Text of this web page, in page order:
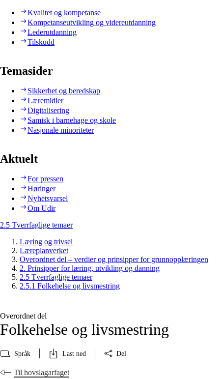
Kvalitet og kompetanse
Kompetanseutvikling og videreutdanning
Lederutdanning
Tilskudd
Temasider
Sikkerhet og beredskap
Læremidler
Digitalisering
Samisk i barnehage og skole
Nasjonale minoriteter
Aktuelt
For pressen
Høringer
Nyhetsvarsel
Om Udir
2.5 Tverrfaglige temaer
Læring og trivsel
Læreplanverket
Overordnet del – verdier og prinsipper for grunnopplæringen
2. Prinsipper for læring, utvikling og danning
2.5 Tverrfaglige temaer
2.5.1 Folkehelse og livsmestring
Overordnet del
Folkehelse og livsmestring
Språk Last ned Del
Til hovslagarfaget